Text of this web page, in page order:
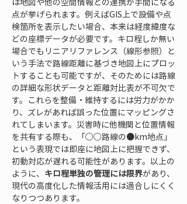
点が挙げられます。例えばGIS上で設備や点
検箇所を表示したい場合、本来は経度緯度な
どの座標データが必要です。キロ程しか無い
場合でもリニアリファレンス（線形参照）と
いう手法で路線距離に基づき地図上にプロッ
トすることも可能ですが、そのためには路線
の詳細な形状データと距離対比表が不可欠で
す。これらを整備・維持するには労力がかか
り、ズレがあれば誤った位置にマッピングさ
れてしまいます。災害時に他機関と位置情報
を共有する際も、「○○路線の●km地点」
という表現では即座に地図上に把握できず、
初動対応が遅れる可能性があります。以上の
ように、 キロ程単独の管理には限界があり、
現代の高度化した情報活用には適合しにくく
なりつつあります。